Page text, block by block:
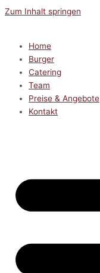
Zum Inhalt springen
Home
Burger
Catering
Team
Preise & Angebote
Kontakt